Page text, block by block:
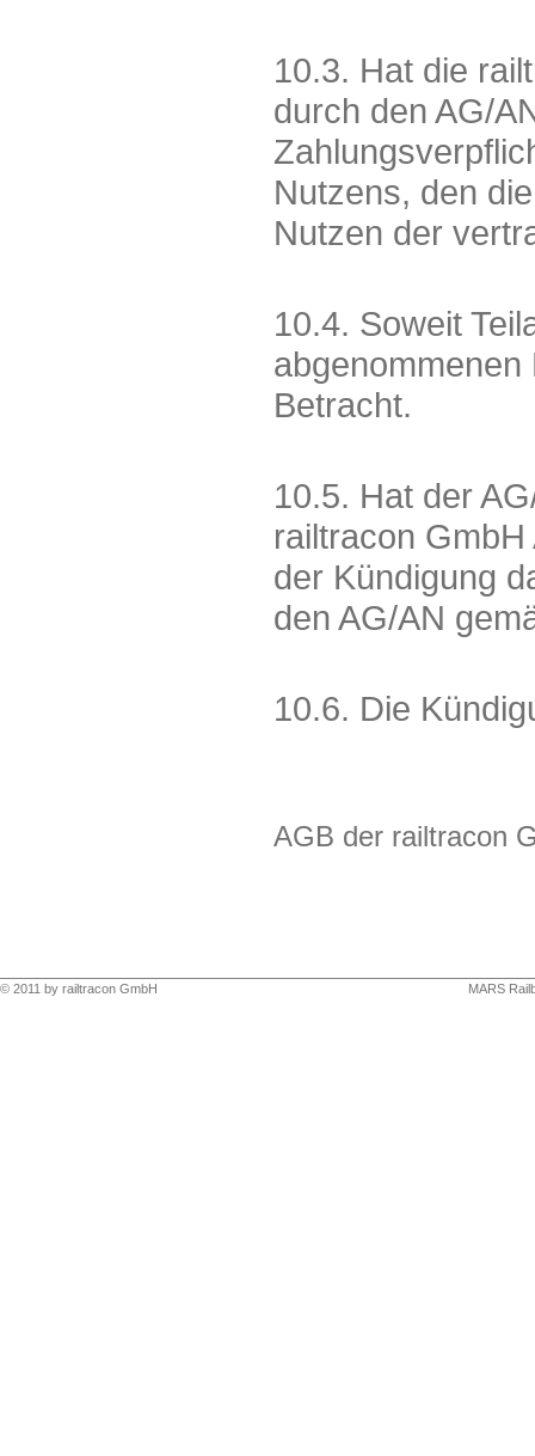
10.3. Hat die
durch den AG/
Nutzens, den
Nutzen der
10.4. Soweit
Betracht.
10.5. Hat der
railtracon
der Kündigung
den AG/AN
10.6. Die
AGB der railtracon
© 2011 by railtracon GmbH MARS